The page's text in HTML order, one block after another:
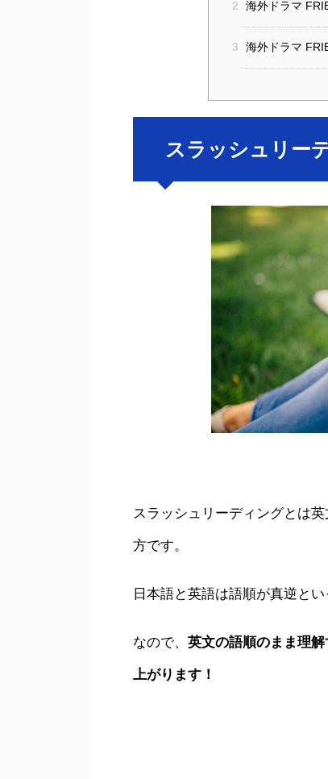
2 海外ドラマ
3 海外ドラマ
スラッシュリー
スラッシュリーディングとは
方です。
日本語と英語は語順が真逆とい
なので、 英文の語順のまま理
上がります！